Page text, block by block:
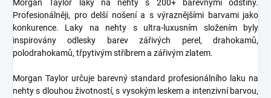
Morgan Taylor laky na nehty s 200+ barevnými odstíny.
Profesionálněji, pro delší nošení a s výraznějšími barvami jako
konkurence. Laky na nehty s ultra-luxusním složením byly
inspirovány odlesky barev zářivých perel, drahokamů,
polodrahokamů, třpytivým stříbrem a zářivým zlatem.
Morgan Taylor určuje barevný standard profesionálního laku na
nehty s dlouhou životností, s vysokým leskem a intenzivní barvou,